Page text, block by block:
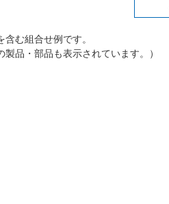
む組合せ例です。
製品・部品も表示されています。）